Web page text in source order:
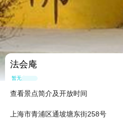
法会庵
暂无点评
查看景点简介及开放时间
上海市青浦区通坡塘东街258号